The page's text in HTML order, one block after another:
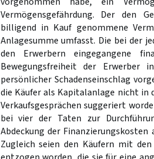
Vermögensgefährdung. Der den
billigend in Kauf genommene
Anlagesumme umfasst. Die bei der
den Erwerbern eingegangene
Bewegungsfreiheit der Erwerber
persönlicher Schadenseinschlag
die Käufer als Kapitalanlage nicht in
Verkaufsgesprächen suggeriert
bei vier der Taten zur
Abdeckung der
Zugleich seien den Käufern mit